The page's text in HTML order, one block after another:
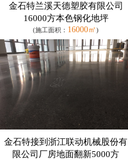
金石特兰溪天德塑胶有限公司
16000方本色钢化地坪
(施工面积： 16000㎡)
金石特接到浙江联动机械股份有
限公司厂房地面翻新5000方